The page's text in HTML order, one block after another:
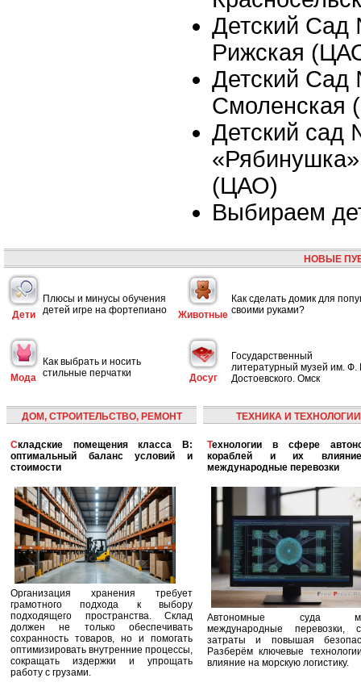
Детский
Рижская
Детский
Смоленская
Детский сад
(ЦАО)
Выбираем
НОВЫЕ
Дети
Плюсы и минусы обучения
детей игре на фортепиано
Животные
Как сделать домик для
своими руками?
Мода
Как выбрать и носить
стильные перчатки
Досуг
Государственный
литературный музей им. Ф.
Достоевского. Омск
ДОМ, СТРОИТЕЛЬСТВО, РЕМОНТ
Складские помещения класса B:
оптимальный баланс условий и
стоимости
Организация хранения требует
грамотного подхода к выбору
подходящего пространства. Склад
должен не только обеспечивать
сохранность товаров, но и помогать
оптимизировать внутренние процессы,
сокращать издержки и упрощать
работу с грузами.
ТЕХНИКА И ТЕХНОЛОГИИ
Технологии в сфере автономных
кораблей и их
международные перевозки
Автономные суда
международные перевозки,
затраты и повышая
Разберём ключевые
влияние на морскую логистику.